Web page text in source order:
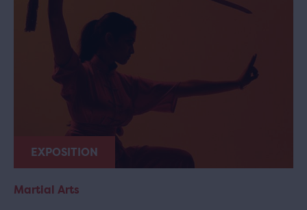
EXPOSITION
Martial Arts